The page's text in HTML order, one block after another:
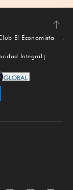
Subir
El Economista
Integral